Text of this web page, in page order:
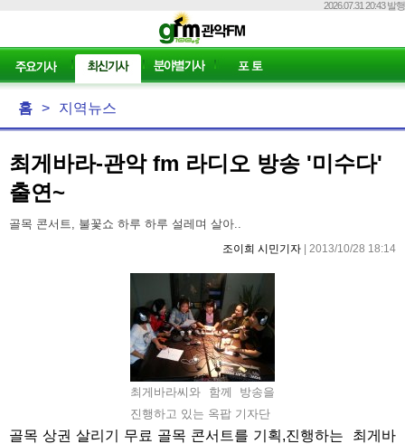
2026.07.31 20:43 발행
홈 > 지역뉴스
최게바라-관악 fm 라디오 방송 '미수다'
출연~
골목 콘서트, 불꽃쇼 하루 하루 설레며 살아..
조이희 시민기자 | 2013/10/28 18:14
최게바라씨와 함께 방송을
진행하고 있는 옥팝 기자단
골목 상권 살리기 무료 골목 콘서트를 기획,진행하는 최게바